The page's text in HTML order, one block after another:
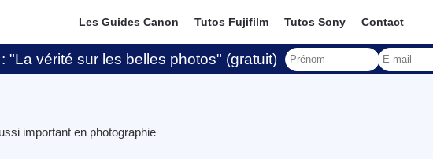
Les Guides Canon Tutos Fujifilm Tutos Sony Contact
"La vérité sur les belles photos" (gratuit)
important en photographie